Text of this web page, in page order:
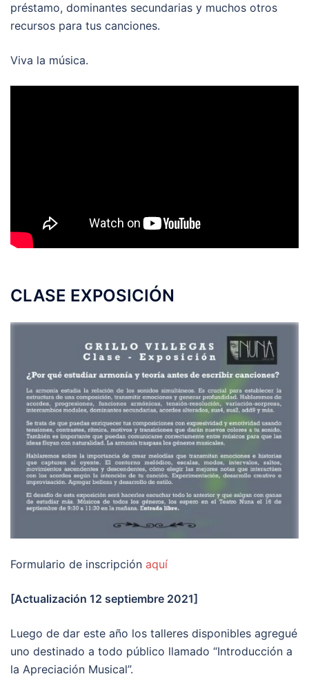
préstamo, dominantes secundarias y muchos otros
recursos para tus canciones.
Viva la música.
CLASE EXPOSICIÓN
Formulario de inscripción aquí
[Actualización 12 septiembre 2021]
Luego de dar este año los talleres disponibles agregué
uno destinado a todo público llamado “Introducción a
la Apreciación Musical”.